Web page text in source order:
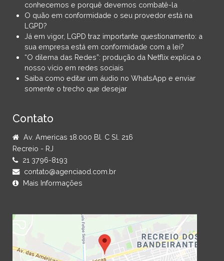
conhecemos e porquê devemos combatê-la
O quão em conformidade o seu provedor está na
LGPD?
Já em vigor, LGPD traz importante questionamento: a
sua empresa está em conformidade com a lei?
“O dilema das Redes”: produção da Netflix explica o
nosso vício em redes sociais
Saiba como editar um áudio no WhatsApp e enviar
somente o trecho que desejar
Contato
Av. Americas 18.000 Bl. C Sl. 216
Recreio - RJ
21 3796-8193
contato@agenciaod.com.br
Mais Informações